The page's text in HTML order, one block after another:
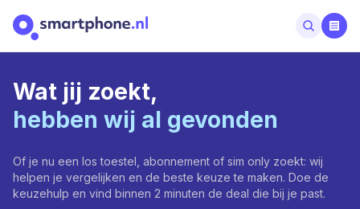
Wat jij zoekt,
hebben wij al gevonden
Of je nu een los toestel, abonnement of sim only zoekt: wij
helpen je vergelijken en de beste keuze te maken. Doe de
keuzehulp en vind binnen 2 minuten de deal die bij je past.